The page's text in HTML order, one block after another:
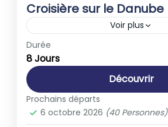
Croisière sur le Danube
Voir plus
Autriche
Slovénie
Durée
8 Jours
Découvrir
Prochains départs
6 octobre 2026 (40 Personnes)